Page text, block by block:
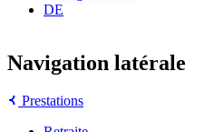
DE
Navigation latérale
Prestations